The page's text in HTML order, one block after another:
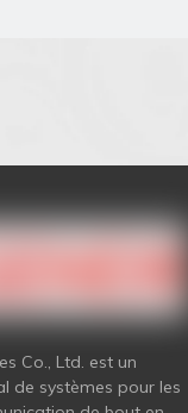
Co., Ltd. est un
de systèmes pour les